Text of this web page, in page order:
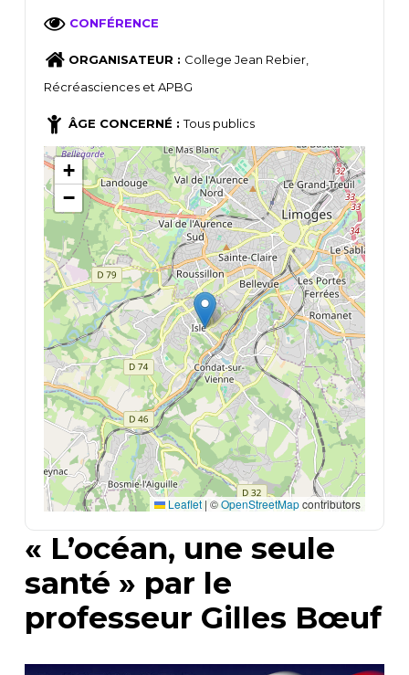
CONFÉRENCE
ORGANISATEUR : College Jean Rebier,
Récréasciences et APBG
ÂGE CONCERNÉ :Tous publics
+
−
Leaflet | ©OpenStreetMapcontributors
« L’océan, une seule
santé » par le
professeur Gilles Bœuf